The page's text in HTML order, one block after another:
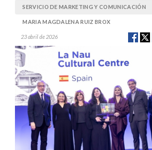
SERVICIO DE MARKETING Y COMUNICACIÓN
MARIA MAGDALENA RUIZ BROX
23 abril de 2026